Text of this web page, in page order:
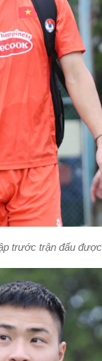
trước trận đấu